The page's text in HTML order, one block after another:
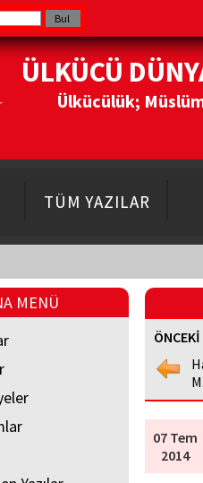
ÜLKÜCÜ
Ülkücülük;
TÜM YAZILAR
MENÜ
ÖNCEKİ
07 Tem
2014